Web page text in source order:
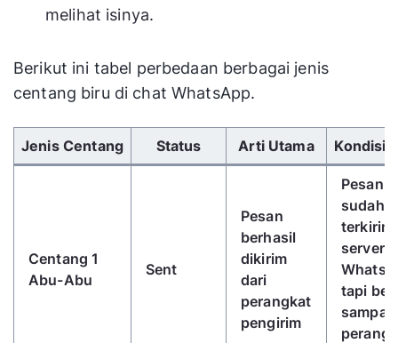
melihat isinya.
Berikut ini tabel perbedaan berbagai jenis
centang biru di chat WhatsApp.
Gunakan tombol panah kiri/kanan untuk
Jenis Centang Status Arti Utama Kondisi
Centang 1
Abu-Abu
Sent
Pesan
berhasil
dikirim
dari
perangkat
pengirim
Pesan
sudah
terkirim
server
tapi
sampai